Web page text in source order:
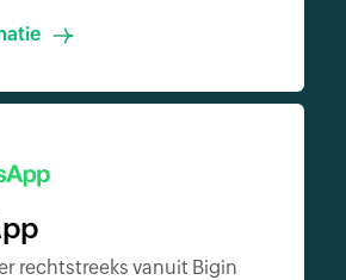
rechtstreeks vanuit Bigin